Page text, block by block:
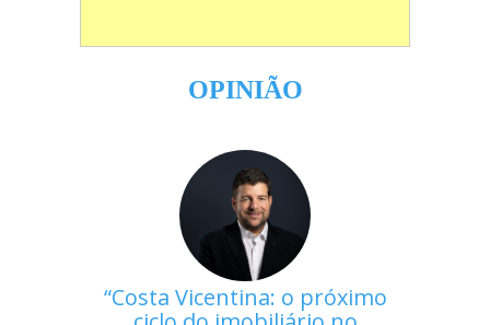
OPINIÃO
Costa Vicentina: o próximo